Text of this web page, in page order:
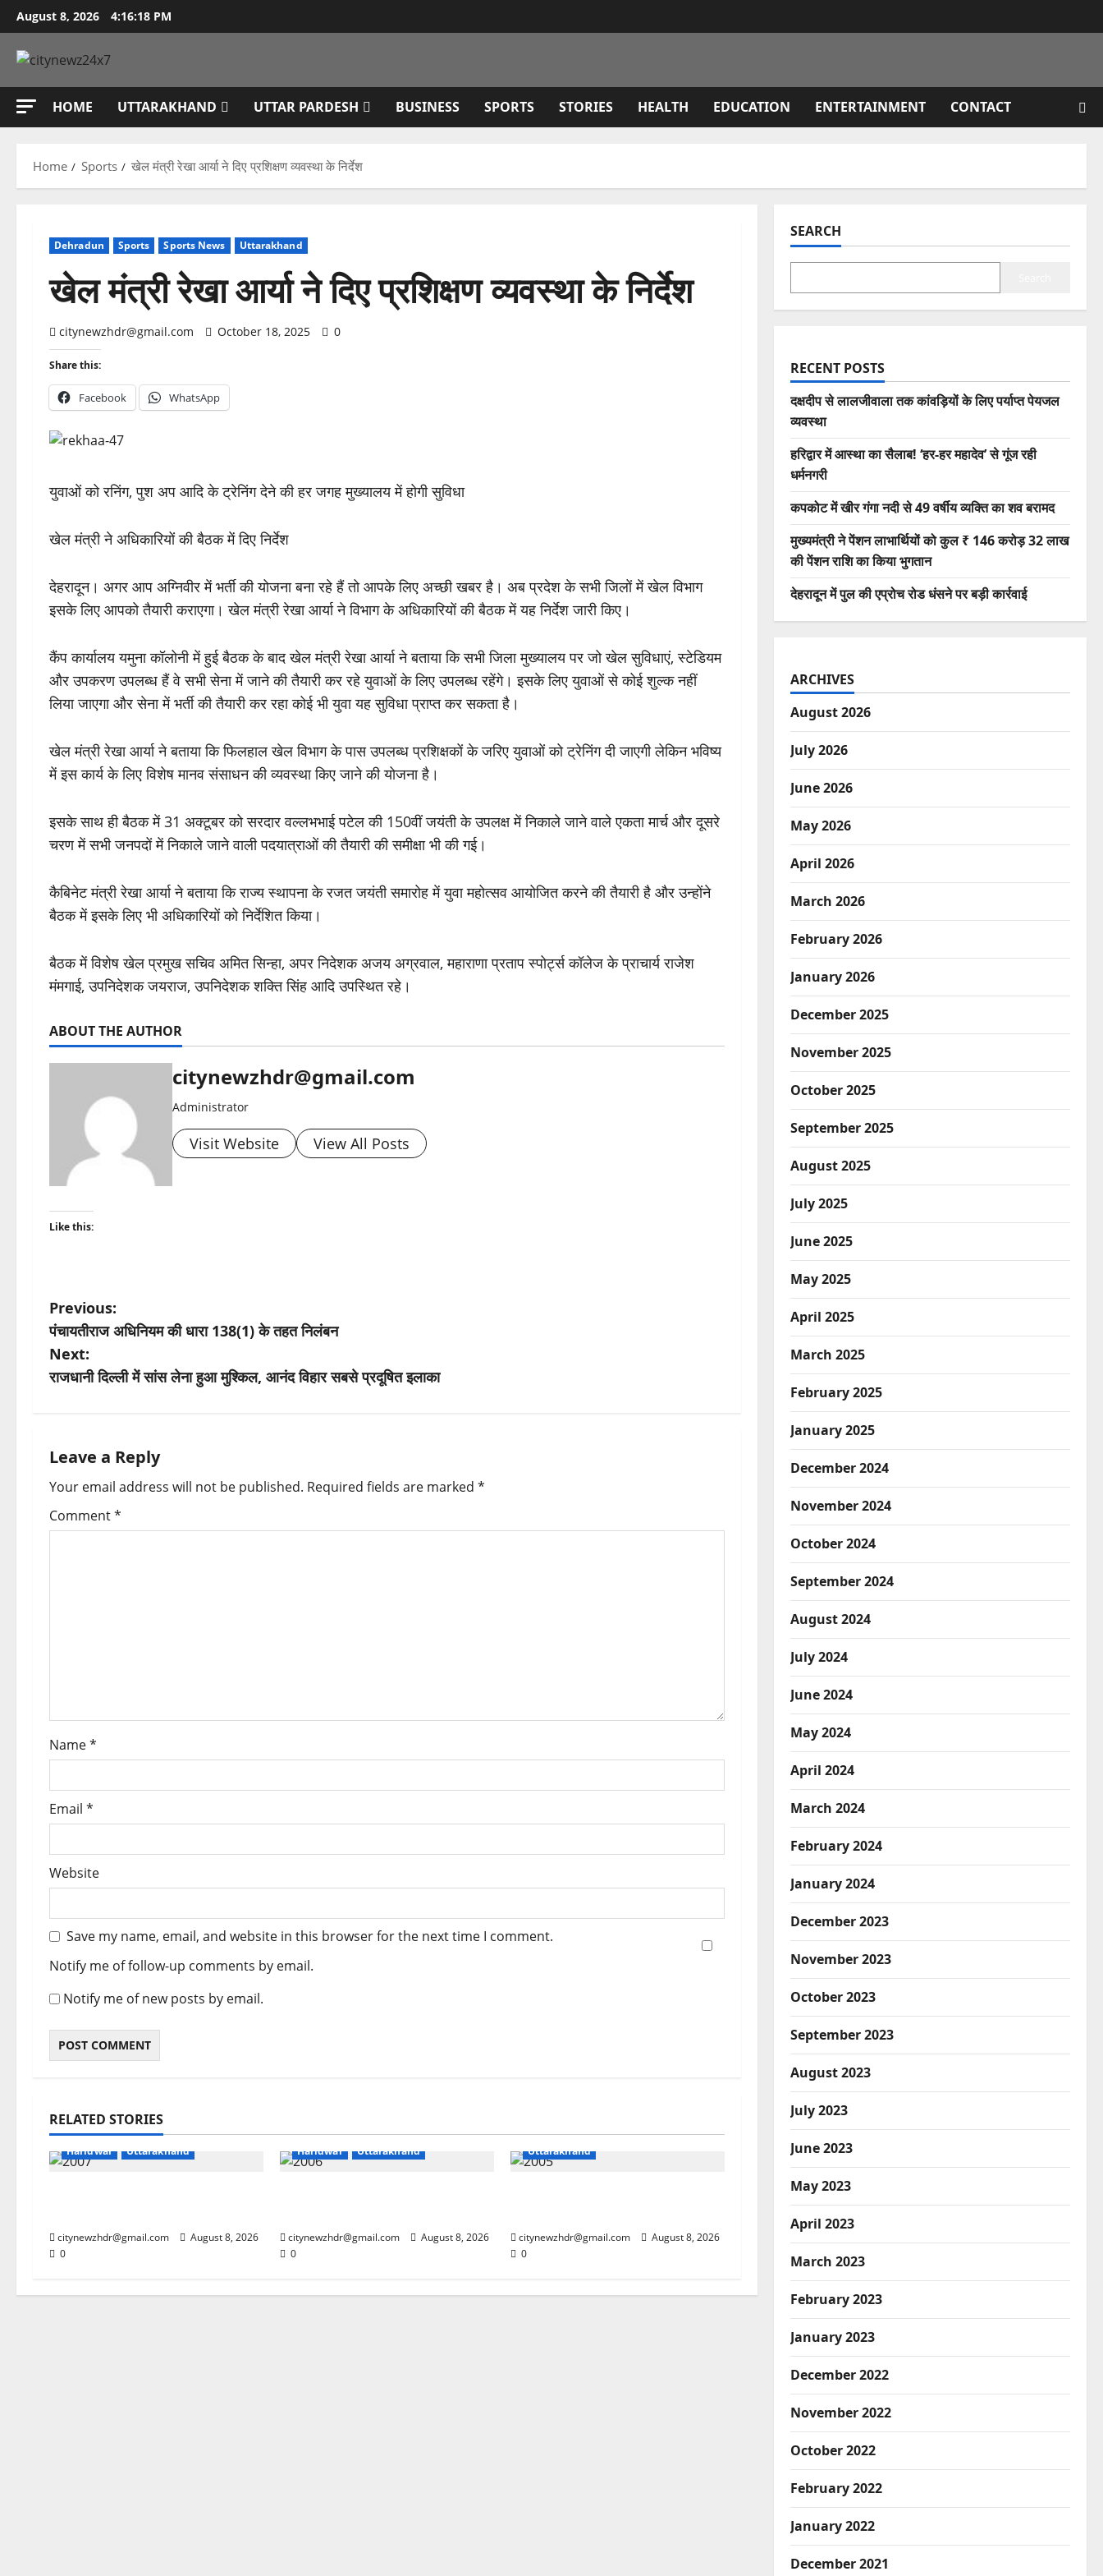
Skip
to
content
August 8, 2026 4:16:19 PM
HOME UTTARAKHAND UTTAR PARDESH BUSINESS SPORTS STORIES HEALTH EDUCATION ENTERTAINMENT CONTACT
Home Sports खेल मंत्री रेखा आर्या ने दिए प्रशिक्षण व्यवस्था के निर्देश
Dehradun Sports Sports News Uttarakhand
खेल मंत्री रेखा आर्या ने दिए प्रशिक्षण व्यवस्था के निर्देश
citynewzhdr@gmail.com October 18, 2025 0
Share this:
Facebook WhatsApp
युवाओं को रनिंग, पुश अप आदि के ट्रेनिंग देने की हर जगह मुख्यालय में होगी सुविधा
खेल मंत्री ने अधिकारियों की बैठक में दिए निर्देश
देहरादून। अगर आप अग्निवीर में भर्ती की योजना बना रहे हैं तो आपके लिए अच्छी खबर है। अब प्रदेश के सभी जिलों में खेल विभाग
इसके लिए आपको तैयारी कराएगा। खेल मंत्री रेखा आर्या ने विभाग के अधिकारियों की बैठक में यह निर्देश जारी किए।
कैंप कार्यालय यमुना कॉलोनी में हुई बैठक के बाद खेल मंत्री रेखा आर्या ने बताया कि सभी जिला मुख्यालय पर जो खेल सुविधाएं, स्टेडियम
और उपकरण उपलब्ध हैं वे सभी सेना में जाने की तैयारी कर रहे युवाओं के लिए उपलब्ध रहेंगे। इसके लिए युवाओं से कोई शुल्क नहीं
लिया जाएगा और सेना में भर्ती की तैयारी कर रहा कोई भी युवा यह सुविधा प्राप्त कर सकता है।
खेल मंत्री रेखा आर्या ने बताया कि फिलहाल खेल विभाग के पास उपलब्ध प्रशिक्षकों के जरिए युवाओं को ट्रेनिंग दी जाएगी लेकिन भविष्य
में इस कार्य के लिए विशेष मानव संसाधन की व्यवस्था किए जाने की योजना है।
इसके साथ ही बैठक में 31 अक्टूबर को सरदार वल्लभभाई पटेल की 150वीं जयंती के उपलक्ष में निकाले जाने वाले एकता मार्च और दूसरे
चरण में सभी जनपदों में निकाले जाने वाली पदयात्राओं की तैयारी की समीक्षा भी की गई।
कैबिनेट मंत्री रेखा आर्या ने बताया कि राज्य स्थापना के रजत जयंती समारोह में युवा महोत्सव आयोजित करने की तैयारी है और उन्होंने
बैठक में इसके लिए भी अधिकारियों को निर्देशित किया।
बैठक में विशेष खेल प्रमुख सचिव अमित सिन्हा, अपर निदेशक अजय अग्रवाल, महाराणा प्रताप स्पोर्ट्स कॉलेज के प्राचार्य राजेश
मंमगाई, उपनिदेशक जयराज, उपनिदेशक शक्ति सिंह आदि उपस्थित रहे।
ABOUT THE AUTHOR
citynewzhdr@gmail.com
Administrator
Visit Website View All Posts
Like this:
P
o
s
n
a
v
o
n
Previous:
पंचायतीराज अधिनियम की धारा 138(1) के तहत निलंबन
Next:
राजधानी दिल्ली में सांस लेना हुआ मुश्किल, आनंद विहार सबसे प्रदूषित इलाका
Leave a Reply
Your email address will not be published. Required fields are marked *
Comment*
Name*
Email *
Website
Save my name, email, and website in this browser for the next time I comment.
Notify me of follow-up comments by email.
Notify me of new posts by email.
RELATED STORIES
Breaking News
Dharm
Haridwar
Uttarakhand
citynewzhdr@gmail.com
August 8, 2026
0
Haridwar
Uttarakhand
citynewzhdr@gmail.com
August 8, 2026
0
Uttarakhand
citynewzhdr@gmail.com
August 8, 2026
0
SEARCH
RECENT POSTS
दक्षदीप से लालजीवाला तक कांवड़ियों के लिए पर्याप्त पेयजल
व्यवस्था
हरिद्वार में आस्था का सैलाब! ‘हर-हर महादेव’ से गूंज रही
धर्मनगरी
कपकोट में खीर गंगा नदी से 49 वर्षीय व्यक्ति का शव बरामद
मुख्यमंत्री ने पेंशन लाभार्थियों को कुल ₹ 146 करोड़ 32 लाख
की पेंशन राशि का किया भुगतान
देहरादून में पुल की एप्रोच रोड धंसने पर बड़ी कार्रवाई
ARCHIVES
August 2026
July 2026
June 2026
May 2026
April 2026
March 2026
February 2026
January 2026
December 2025
November 2025
October 2025
September 2025
August 2025
July 2025
June 2025
May 2025
April 2025
March 2025
February 2025
January 2025
December 2024
November 2024
October 2024
September 2024
August 2024
July 2024
June 2024
May 2024
April 2024
March 2024
February 2024
January 2024
December 2023
November 2023
October 2023
September 2023
August 2023
July 2023
June 2023
May 2023
April 2023
March 2023
February 2023
January 2023
December 2022
November 2022
October 2022
February 2022
January 2022
December 2021
2
3
Uttarakhand
व्यक्ति का शव बरामद
Breaking News CM Uttrakhand